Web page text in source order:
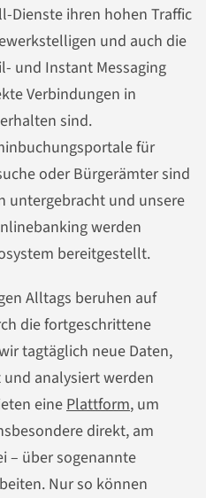
Dienste ihren hohen Traffic
und auch die
und Instant Messaging
Verbindungen in
sind.
für
oder Bürgerämter sind
untergebracht und unsere
werden
bereitgestellt.
Alltags beruhen auf
die fortgeschrittene
tagtäglich neue Daten,
analysiert werden
eine Plattform, um
direkt, am
– über sogenannte
Nur so können